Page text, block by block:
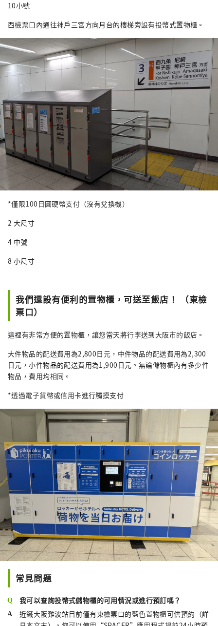
10小號
西檢票口內通往神戶三宮方向月台的樓梯旁設有投幣式置物櫃。
*僅限100日圓硬幣支付（沒有兌換機）
2 大尺寸
4 中號
8 小尺寸
我們還設有便利的置物櫃，可送至飯店！ （東檢
票口）
這裡有非常方便的置物櫃，讓您當天將行李送到大阪市的飯店。
大件物品的配送費用為2,800日元，中件物品的配送費用為2,300
日元，小件物品的配送費用為1,900日元。無論儲物櫃內有多少件
物品，費用均相同。
*透過電子貨幣或信用卡進行觸摸支付
常見問題
我可以查詢投幣式儲物櫃的可用情況或進行預訂嗎？
近鐵大阪難波站目前僅有東檢票口的藍色置物櫃可供預約（詳